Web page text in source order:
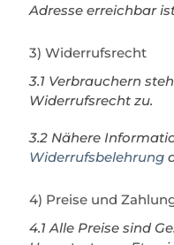
Adresse erreichbar
3) Widerrufsrecht
3.1 Verbrauchern
Widerrufsrecht zu.
3.2 Nähere
Widerrufsbelehrung
4) Preise und
4.1 Alle Preise sind